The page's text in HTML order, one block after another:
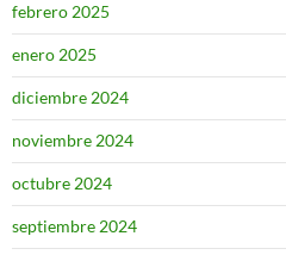
febrero 2025
enero 2025
diciembre 2024
noviembre 2024
octubre 2024
septiembre 2024